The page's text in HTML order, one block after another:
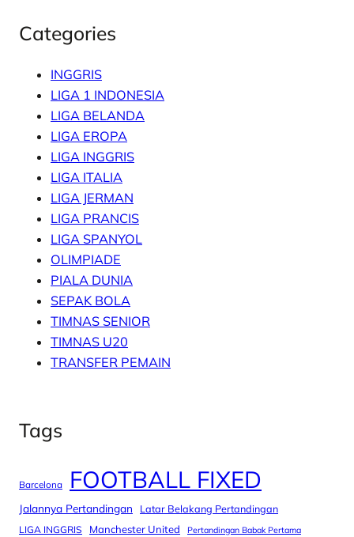
Categories
INGGRIS
LIGA 1 INDONESIA
LIGA BELANDA
LIGA EROPA
LIGA INGGRIS
LIGA ITALIA
LIGA JERMAN
LIGA PRANCIS
LIGA SPANYOL
OLIMPIADE
PIALA DUNIA
SEPAK BOLA
TIMNAS SENIOR
TIMNAS U20
TRANSFER PEMAIN
Tags
Barcelona FOOTBALL FIXED
Jalannya Pertandingan Latar Belakang Pertandingan
LIGA INGGRIS Manchester United Pertandingan Babak Pertama